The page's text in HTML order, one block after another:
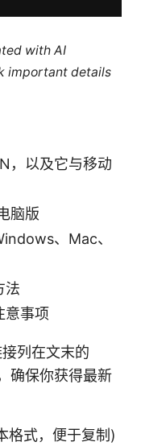
with AI
important details
，以及它与移动
脑版
、Mac、
法
意事项
列在文末的
确保你获得最新
格式，便于复制)